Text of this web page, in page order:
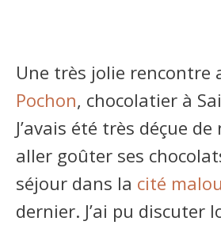
Une très jolie rencontre
Pochon, chocolatier à
J’avais été très déçue
aller goûter ses
séjour dans la cité
dernier. J’ai pu discuter